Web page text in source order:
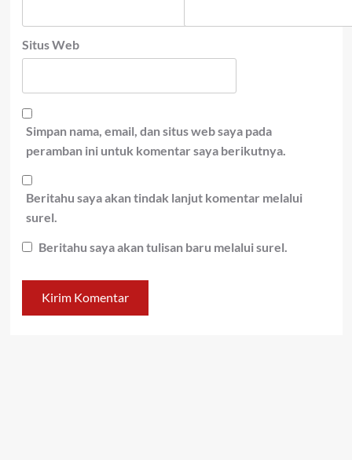
Situs Web
Simpan nama, email, dan situs web saya pada
peramban ini untuk komentar saya berikutnya.
Beritahu saya akan tindak lanjut komentar melalui
surel.
Beritahu saya akan tulisan baru melalui surel.